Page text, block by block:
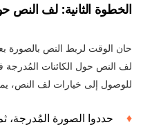
الخطوة الثانية: لف النص
حان الوقت لربط النص بالصورة
للوصول إلى خيارات لف النص،
حددوا الصورة المُدرجة،